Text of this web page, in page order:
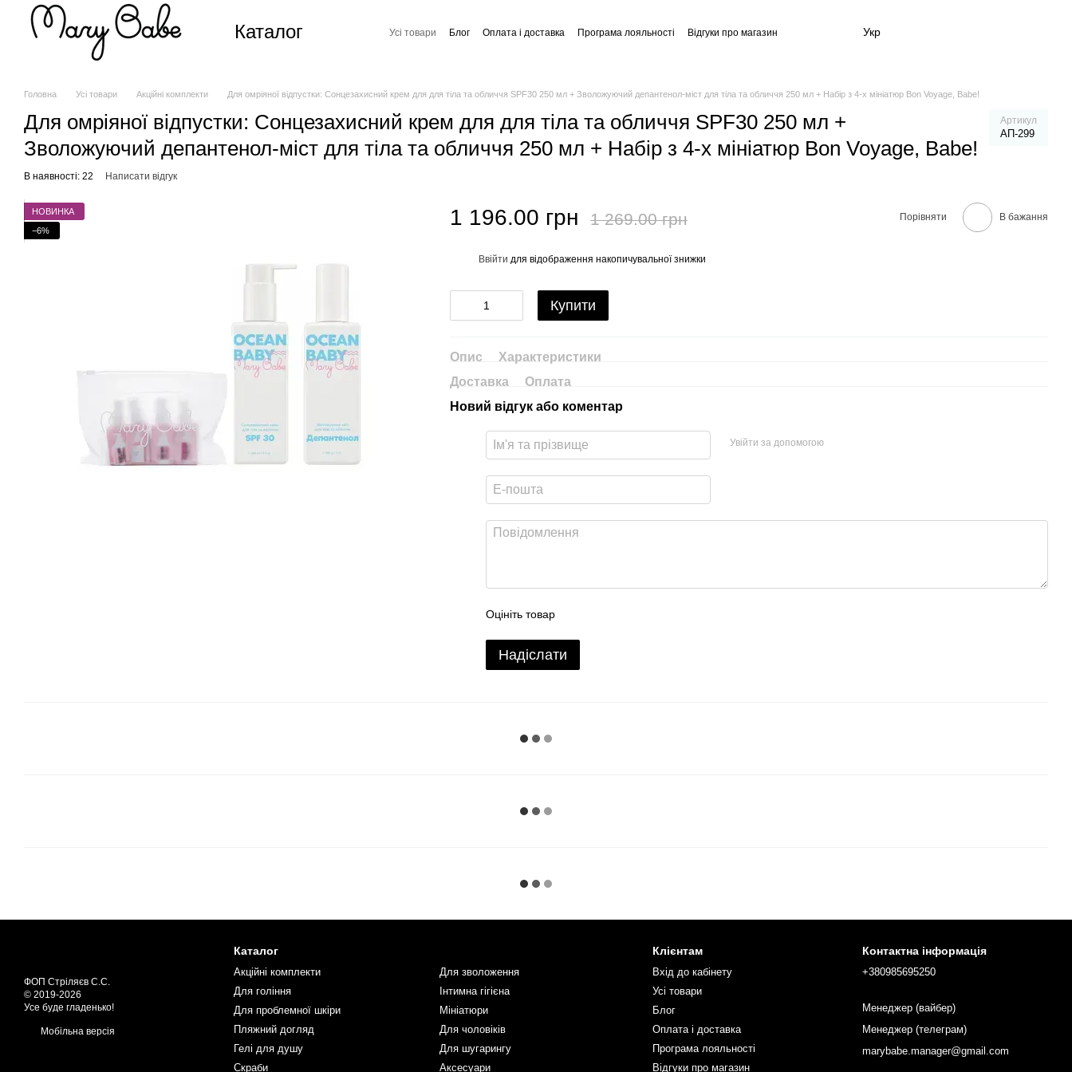
Перейти до основного контенту
Каталог Усі товари Блог Оплата і доставка Програма лояльності
Відгуки про магазин
Укр
Головна Усі товари Акційні комплекти Для омріяної відпустки: Cонцезахисний крем для для тіла та обличчя SPF30 250 мл + Зволожуючий депантенол-міст для тіла та обличчя 250 мл + Набір з 4-х мініатюр Bon Voyage, Babe!
Для омріяної відпустки: Cонцезахисний крем для для тіла та обличчя SPF30 250 мл +
Зволожуючий депантенол-міст для тіла та обличчя 250 мл + Набір з 4-х мініатюр Bon Voyage, Babe!
Артикул
АП-299
В наявності: 22 Написати відгук
НОВИНКА
−6%
1 196.00 грн 1 269.00 грн Порівняти В бажання
Ввійти для відображення накопичувальної знижки
Купити
Опис
Характеристики
Доставка
Оплата
Новий відгук або коментар
Увійти за допомогою
Оцініть товар
Надіслати
ФОП Стріляєв С.С.
© 2019-2026
Усе буде гладенько!
Мобільна версія
Каталог
Акційні комплекти
Для гоління
Для проблемної шкіри
Пляжний догляд
Гелі для душу
Скраби
Для зволоження
Інтимна гігієна
Мініатюри
Для чоловіків
Для шугарингу
Аксесуари
Клієнтам
Вхід до кабінету
Усі товари
Блог
Оплата і доставка
Програма лояльності
Відгуки про магазин
Контактна інформація
+380985695250
Менеджер (вайбер)
Менеджер (телеграм)
marybabe.manager@gmail.com